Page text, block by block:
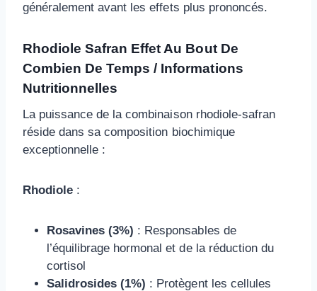
généralement avant les effets plus prononcés.
Rhodiole Safran Effet Au Bout De
Combien De Temps / Informations
Nutritionnelles
La puissance de la combinaison rhodiole-safran
réside dans sa composition biochimique
exceptionnelle :
Rhodiole :
Rosavines (3%) : Responsables de
l’équilibrage hormonal et de la réduction du
cortisol
Salidrosides (1%) : Protègent les cellules